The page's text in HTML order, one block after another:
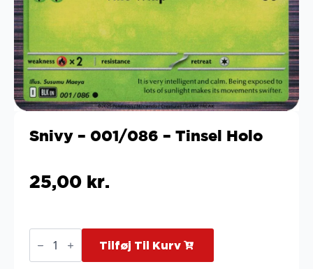
Snivy – 001/086 – Tinsel Holo
25,00 kr.
Snivy
Tilføj Til Kurv